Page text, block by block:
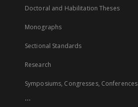
Doctoral and Habilitation Theses
Monographs
Sectional Standards
Research
Symposiums, Congresses, Conferences
...